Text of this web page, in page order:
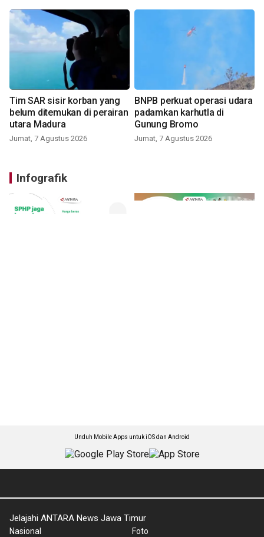
Tim SAR sisir korban yang
belum ditemukan di perairan
utara Madura
Jumat, 7 Agustus 2026
BNPB perkuat operasi udara
padamkan karhutla di
Gunung Bromo
Jumat, 7 Agustus 2026
Infografik
Unduh Mobile Apps untuk iOS dan Android
Jelajahi ANTARA News Jawa Timur
Nasional Foto